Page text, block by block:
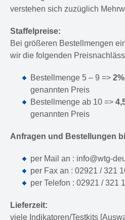
verstehen sich zuzüglich
Staffelpreise:
Bei größeren Bestellmengen
wir die folgenden
Bestellmenge 5 – 9 =>
genannten Preis
Bestellmenge ab 10 =>
genannten Preis
Anfragen und Bestellungen
per Mail an : info@wtg-
per Fax an : 02921 / 321
per Telefon : 02921 / 321
Lieferzeit:
viele Indikatoren/Testkits